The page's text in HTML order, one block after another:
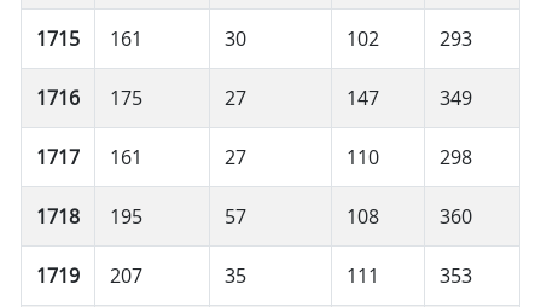
1715 161 30 102 293
1716 175 27 147 349
1717 161 27 110 298
1718 195 57 108 360
1719 207 35 111 353